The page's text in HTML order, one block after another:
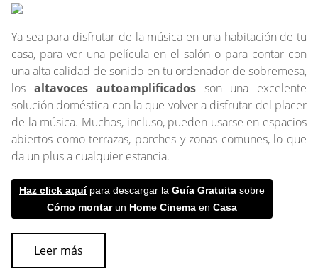
Ya sea para disfrutar de la música en una habitación de tu
casa, para ver una película en el salón o para contar con
una alta calidad de sonido en tu ordenador de sobremesa,
los altavoces autoamplificados son una excelente
solución doméstica con la que volver a disfrutar del placer
de la música. Muchos, incluso, pueden usarse en espacios
abiertos como terrazas, porches y zonas comunes, lo que
da un plus a cualquier estancia.
Haz click aquípara descargar la Guía Gratuita sobre
Cómo montarun Home Cinema en Casa
Leer más